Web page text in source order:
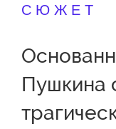
СЮЖЕТ
Пушкина